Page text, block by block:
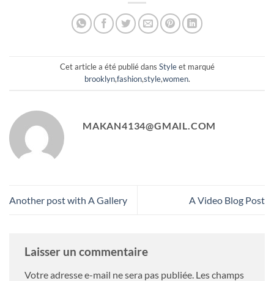
Cet article a été publié dans Styleet marqué
brooklyn,fashion,style,women.
MAKAN4134@GMAIL.COM
Another post with A Gallery A Video Blog Post
Laisser un commentaire
Votre adresse e-mail ne sera pas publiée. Les champs